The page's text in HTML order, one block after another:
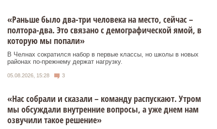
«Раньше было два-три человека на место, сейчас –
полтора-два. Это связано с демографической ямой, в
которую мы попали»
В Челнах сократился набор в первые классы, но школы в новых
районах по-прежнему держат нагрузку.
05.08.2026, 15:28 3
«Нас собрали и сказали – команду распускают. Утром
мы обсуждали внутренние вопросы, а уже днем нам
озвучили такое решение»